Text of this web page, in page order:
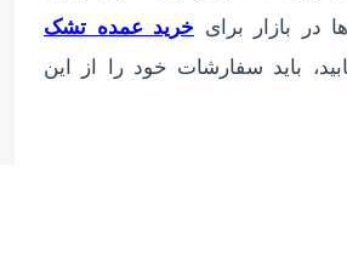
در بازار برای خرید عمده تشک
باید سفارشات خود را از این